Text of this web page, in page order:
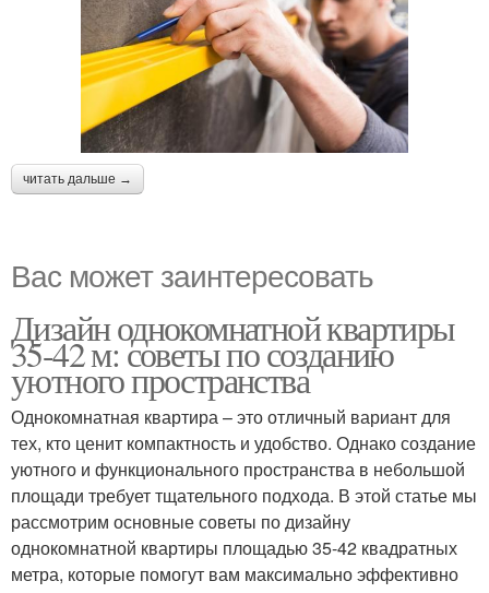
читать дальше →
Вас может заинтересовать
Дизайн однокомнатной квартиры
35-42 м: советы по созданию
уютного пространства
Однокомнатная квартира – это отличный вариант для
тех, кто ценит компактность и удобство. Однако создание
уютного и функционального пространства в небольшой
площади требует тщательного подхода. В этой статье мы
рассмотрим основные советы по дизайну
однокомнатной квартиры площадью 35-42 квадратных
метра, которые помогут вам максимально эффективно